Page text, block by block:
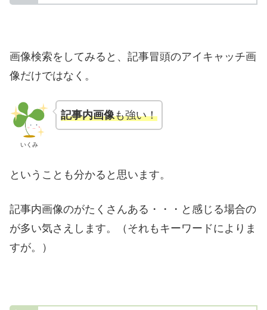
画像検索をしてみると、記事冒頭のアイキャッチ画
像だけではなく。
いくみ
記事内画像も強い！
ということも分かると思います。
記事内画像のがたくさんある・・・と感じる場合の
が多い気さえします。（それもキーワードによりま
すが。）